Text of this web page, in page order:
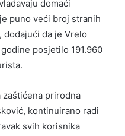
domaći
puno veći broj stranih
dodajući da je Vrelo
posjetilo 191.960
zaštićena prirodna
kontinuirano radi
svih korisnika